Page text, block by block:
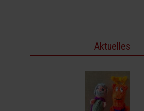
Aktuelles